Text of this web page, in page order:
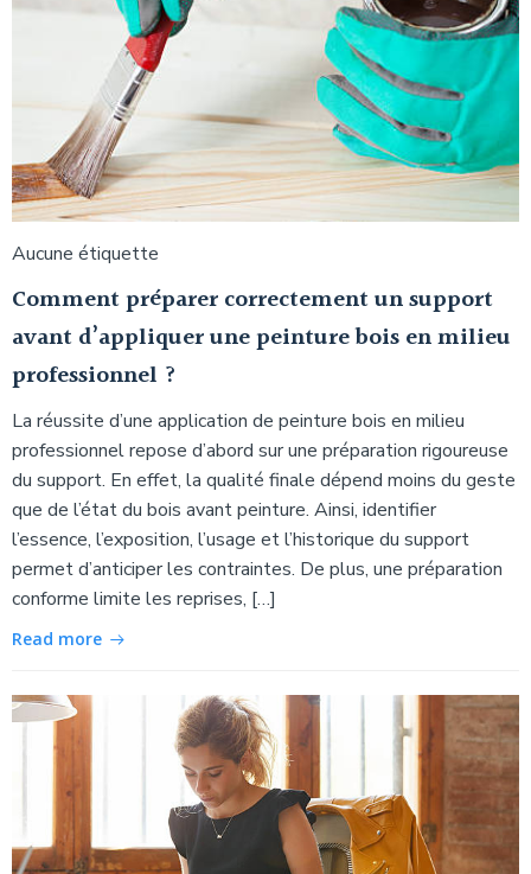
Aucune étiquette
Comment préparer correctement un support
avant d’appliquer une peinture bois en milieu
professionnel ?
La réussite d’une application de peinture bois en milieu
professionnel repose d’abord sur une préparation rigoureuse
du support. En effet, la qualité finale dépend moins du geste
que de l’état du bois avant peinture. Ainsi, identifier
l’essence, l’exposition, l’usage et l’historique du support
permet d’anticiper les contraintes. De plus, une préparation
conforme limite les reprises, […]
Read more